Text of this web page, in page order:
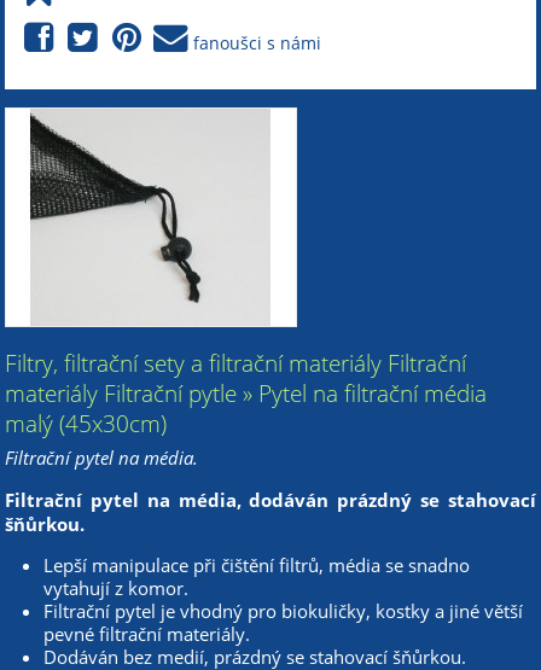
fanoušci s námi
Filtry, filtrační sety a filtrační materiály Filtrační
materiály Filtrační pytle » Pytel na filtrační média
malý (45x30cm)
Filtrační pytel na média.
Filtrační pytel na média, dodáván prázdný se stahovací
šňůrkou.
Lepší manipulace při čištění filtrů, média se snadno
vytahují z komor.
Filtrační pytel je vhodný pro biokuličky, kostky a jiné větší
pevné filtrační materiály.
Dodáván bez medií, prázdný se stahovací šňůrkou.